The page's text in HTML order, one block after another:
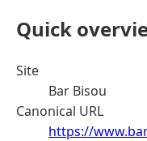
Quick
Site
Bar Bisou
Canonical URL
https://